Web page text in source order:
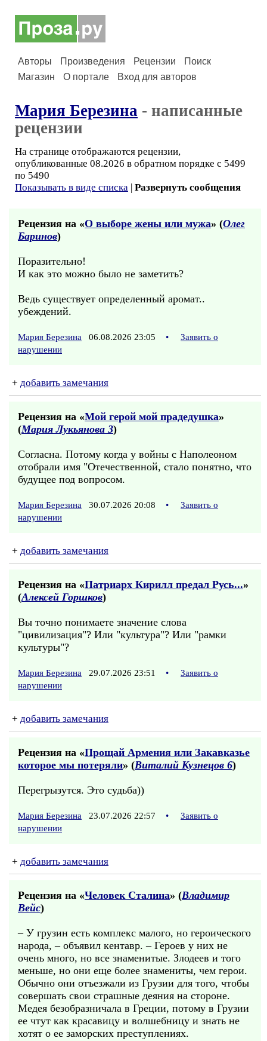
Авторы Произведения Рецензии
Поиск
Магазин
О портале Вход для авторов
Мария Березина - написанные
рецензии
На странице отображаются рецензии,
опубликованные 08.2026 в обратном порядке с 5499
по 5490
Показывать в виде списка | Развернуть сообщения
Рецензия на «О выборе жены или мужа» (Олег
Баринов)
Поразительно!
И как это можно было не заметить?
Ведь существует определенный аромат..
убеждений.
Мария Березина 06.08.2026 23:05 •
Заявить о
нарушении
+ добавить замечания
Рецензия на «Мой герой мой прадедушка»
(Мария Лукьянова 3)
Согласна. Потому когда у войны с Наполеоном
отобрали имя "Отечественной, стало понятно, что
будущее под вопросом.
Мария Березина 30.07.2026 20:08 •
Заявить о
нарушении
+ добавить замечания
Рецензия на «Патриарх Кирилл предал Русь...»
(Алексей Горшков)
Вы точно понимаете значение слова
"цивилизация"? Или "культура"? Или "рамки
культуры"?
Мария Березина 29.07.2026 23:51 •
Заявить о
нарушении
+ добавить замечания
Рецензия на «Прощай Армения или Закавказье
которое мы потеряли» (Виталий Кузнецов 6)
Перегрызутся. Это судьба))
Мария Березина 23.07.2026 22:57 •
Заявить о
нарушении
+ добавить замечания
Рецензия на «Человек Сталина» (Владимир
Вейс)
– У грузин есть комплекс малого, но героического
народа, – объявил кентавр. – Героев у них не
очень много, но все знаменитые. Злодеев и того
меньше, но они еще более знамениты, чем герои.
Обычно они отъезжали из Грузии для того, чтобы
совершать свои страшные деяния на стороне.
Медея безобразничала в Греции, потому в Грузии
ее чтут как красавицу и волшебницу и знать не
хотят о ее заморских преступлениях.